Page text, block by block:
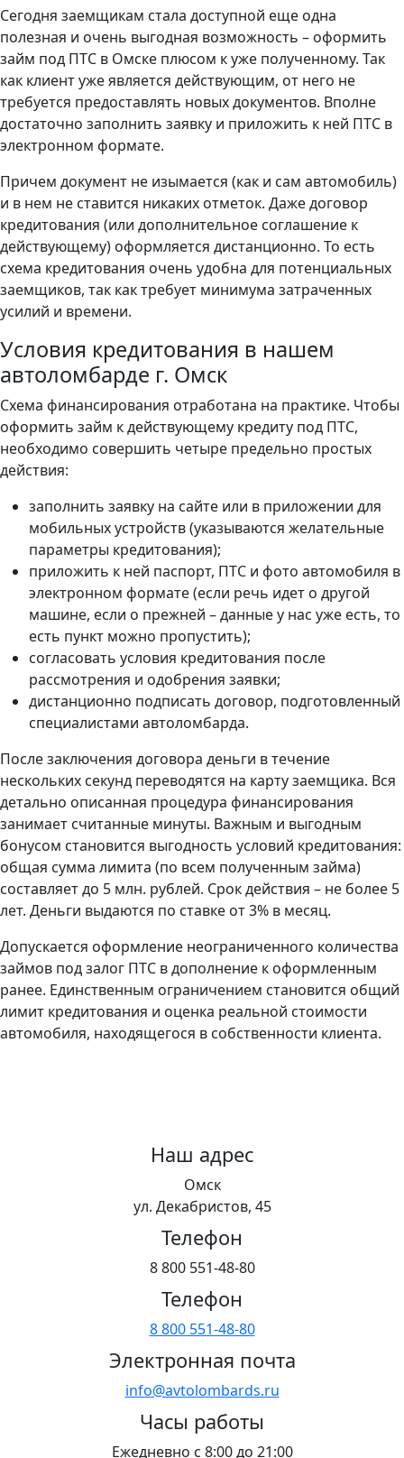
Сегодня заемщикам стала доступной еще одна
полезная и очень выгодная возможность – оформить
займ под ПТС в Омске плюсом к уже полученному. Так
как клиент уже является действующим, от него не
требуется предоставлять новых документов. Вполне
достаточно заполнить заявку и приложить к ней ПТС в
электронном формате.
Причем документ не изымается (как и сам автомобиль)
и в нем не ставится никаких отметок. Даже договор
кредитования (или дополнительное соглашение к
действующему) оформляется дистанционно. То есть
схема кредитования очень удобна для потенциальных
заемщиков, так как требует минимума затраченных
усилий и времени.
Условия кредитования в нашем
автоломбарде г. Омск
Схема финансирования отработана на практике. Чтобы
оформить займ к действующему кредиту под ПТС,
необходимо совершить четыре предельно простых
действия:
заполнить заявку на сайте или в приложении для
мобильных устройств (указываются желательные
параметры кредитования);
приложить к ней паспорт, ПТС и фото автомобиля в
электронном формате (если речь идет о другой
машине, если о прежней – данные у нас уже есть, то
есть пункт можно пропустить);
согласовать условия кредитования после
рассмотрения и одобрения заявки;
дистанционно подписать договор, подготовленный
специалистами автоломбарда.
После заключения договора деньги в течение
нескольких секунд переводятся на карту заемщика. Вся
детально описанная процедура финансирования
занимает считанные минуты. Важным и выгодным
бонусом становится выгодность условий кредитования:
общая сумма лимита (по всем полученным займа)
составляет до 5 млн. рублей. Срок действия – не более 5
лет. Деньги выдаются по ставке от 3% в месяц.
Допускается оформление неограниченного количества
займов под залог ПТС в дополнение к оформленным
ранее. Единственным ограничением становится общий
лимит кредитования и оценка реальной стоимости
автомобиля, находящегося в собственности клиента.
Наш адрес
Омск
ул. Декабристов, 45
Телефон
8 800 551-48-80
Телефон
8 800 551-48-80
Электронная почта
info@avtolombards.ru
Часы работы
Ежедневно с 8:00 до 21:00